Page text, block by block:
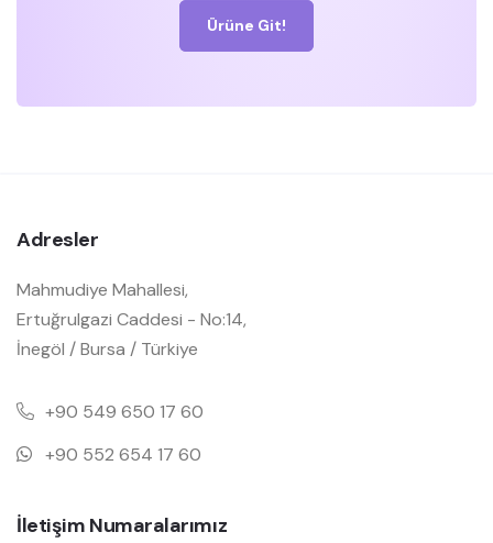
Ürüne Git!
Adresler
Mahmudiye Mahallesi,
Ertuğrulgazi Caddesi - No:14,
İnegöl / Bursa / Türkiye
+90 549 650 17 60
+90 552 654 17 60
İletişim Numaralarımız